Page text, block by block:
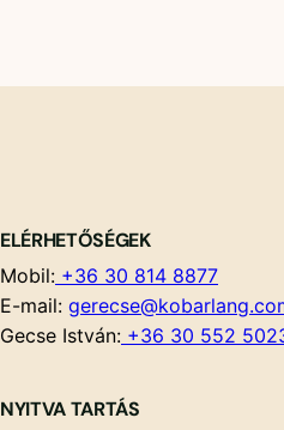
ELÉRHETŐSÉGEK
Mobil: +36 30 814 8877
E-mail:
Gecse István: +36 30 552
NYITVA TARTÁS